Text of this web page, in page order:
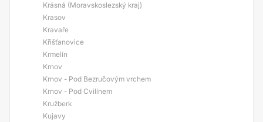
Krásná (Moravskoslezský kraj)
Krasov
Kravaře
Křišťanovice
Krmelín
Krnov
Krnov - Pod Bezručovým vrchem
Krnov - Pod Cvilínem
Kružberk
Kujavy